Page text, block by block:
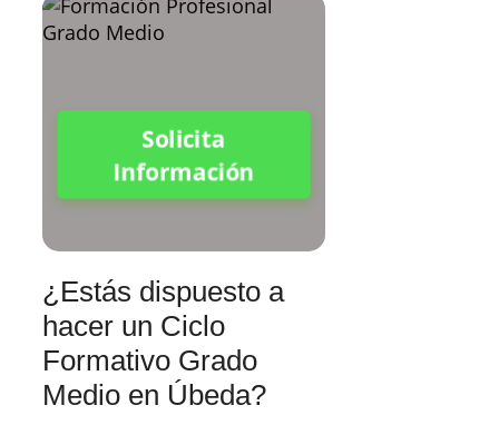
Solicita
Información
¿Estás dispuesto a
hacer un Ciclo
Formativo Grado
Medio en Úbeda?